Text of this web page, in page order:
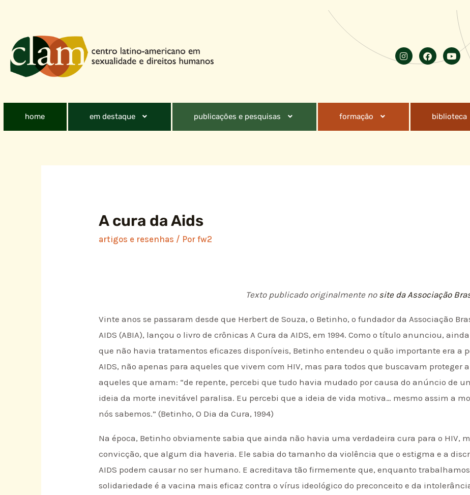
home em destaque publicações e pesquisas formação biblioteca
A cura da Aids
artigos e resenhas / Porfw2
Texto publicado originalmente no site da Associação
Vinte anos se passaram desde que Herbert de Souza, o Betinho, o fundador da Associação
AIDS (ABIA), lançou o livro de crônicas A Cura da AIDS, em 1994. Como o título anunciou,
que não havia tratamentos eficazes disponíveis, Betinho entendeu o quão importante era a
AIDS, não apenas para aqueles que vivem com HIV, mas para todos que buscavam proteger
aqueles que amam: “de repente, percebi que tudo havia mudado por causa do anúncio de
ideia da morte inevitável paralisa. Eu percebi que a ideia de vida motiva… mesmo assim a
nós sabemos.” (Betinho, O Dia da Cura, 1994)
Na época, Betinho obviamente sabia que ainda não havia uma verdadeira cura para o HIV,
convicção, que algum dia haveria. Ele sabia do tamanho da violência que o estigma e a
AIDS podem causar no ser humano. E acreditava tão firmemente que, enquanto
solidariedade é a vacina mais eficaz contra o vírus ideológico do preconceito e da